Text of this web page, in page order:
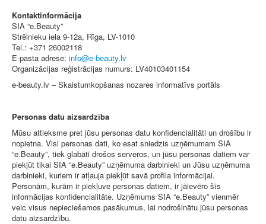
Kontaktinformācija
SIA “e.Beauty”
Strēlnieku iela 9-12a, Rīga, LV-1010
Tel.: +371 26002118
E-pasta adrese:
Organizācijas reģistrācijas numurs: LV40103401154
e-beauty.lv – Skaistumkopšanas nozares informatīvs portāls
Personas datu aizsardzība
Mūsu attieksme pret jūsu personas datu konfidencialitāti un drošību ir
nopietna. Visi personas dati, ko esat sniedzis uzņēmumam SIA
“e.Beauty”, tiek glabāti drošos serveros, un jūsu personas datiem var
piekļūt tikai SIA “e.Beauty” uzņēmuma darbinieki un Jūsu uzņēmuma
darbinieki, kuriem ir atļauja piekļūt savā profila informācijai.
Personām, kurām ir piekļuve personas datiem, ir jāievēro šīs
informācijas konfidencialitāte. Uzņēmums SIA “e.Beauty” vienmēr
veic visus nepieciešamos pasākumus, lai nodrošinātu jūsu personas
datu aizsardzību.